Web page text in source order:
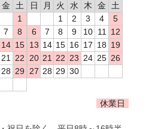
金
土
1
7
8
14 15
21
22
28 29
日
月 火 水 木 金
土
1
2 3 4
5
6
7 8 9 10 11
12
13 14 15 16 17 18 19
20 21 22 23 24 25 26
27 28 29 30
休業日